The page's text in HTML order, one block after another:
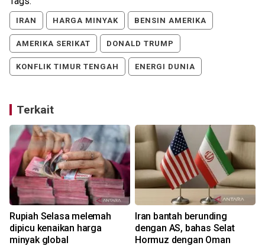
IRAN HARGA MINYAK BENSIN AMERIKA
AMERIKA SERIKAT DONALD TRUMP
KONFLIK TIMUR TENGAH ENERGI DUNIA
Terkait
Rupiah Selasa melemah
dipicu kenaikan harga
minyak global
Iran bantah berunding
dengan AS, bahas Selat
Hormuz dengan Oman